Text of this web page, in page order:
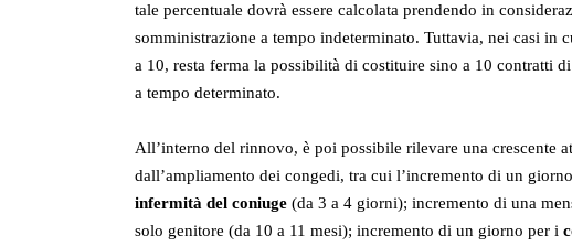
tale percentuale dovrà essere calcolata prendendo in
somministrazione a tempo indeterminato. Tuttavia, nei casi in
a 10, resta ferma la possibilità di costituire sino a 10 contratti
a tempo determinato.
All’interno del rinnovo, è poi possibile rilevare una crescente
dall’ampliamento dei congedi, tra cui l’incremento di un
infermità del coniuge (da 3 a 4 giorni); incremento di una
solo genitore (da 10 a 11 mesi); incremento di un giorno per i